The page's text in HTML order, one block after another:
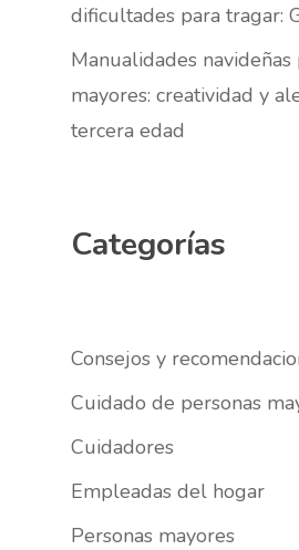
dificultades para tragar:
Manualidades navideñas
mayores: creatividad y
tercera edad
Categorías
Consejos y
Cuidado de personas
Cuidadores
Empleadas del hogar
Personas mayores